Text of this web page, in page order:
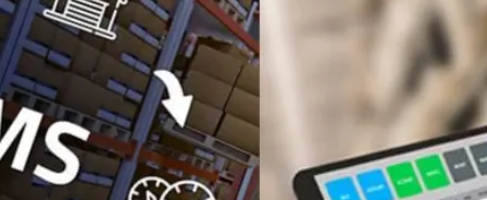
Çadır Yazı Tahtaları
Pet Malzemeleri